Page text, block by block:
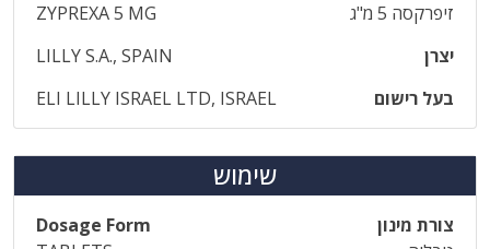
זיפרקסה 5 מ"ג
ZYPREXA 5 MG
יצרן
LILLY S.A., SPAIN
בעל רישום
ELI LILLY ISRAEL LTD, ISRAEL
שימוש
צורת מינון
Dosage Form